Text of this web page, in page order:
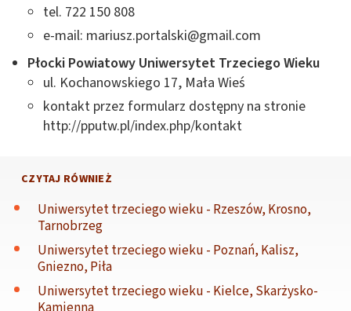
tel. 722 150 808
e-mail: mariusz.portalski@gmail.com
Płocki Powiatowy Uniwersytet Trzeciego Wieku
ul. Kochanowskiego 17, Mała Wieś
kontakt przez formularz dostępny na stronie
http://pputw.pl/index.php/kontakt
CZYTAJ RÓWNIEŻ
Uniwersytet trzeciego wieku - Rzeszów, Krosno,
Tarnobrzeg
Uniwersytet trzeciego wieku - Poznań, Kalisz,
Gniezno, Piła
Uniwersytet trzeciego wieku - Kielce, Skarżysko-